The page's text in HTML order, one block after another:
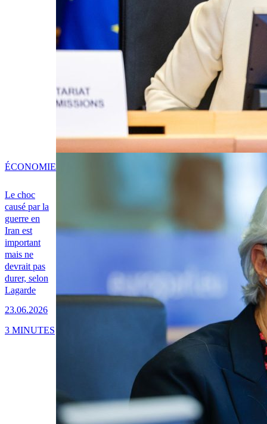
Le choc
causé par la
guerre en
Iran est
important
mais ne
devrait pas
durer, selon
Lagarde
23.06.2026
ÉCONOMIE
3 MINUTES